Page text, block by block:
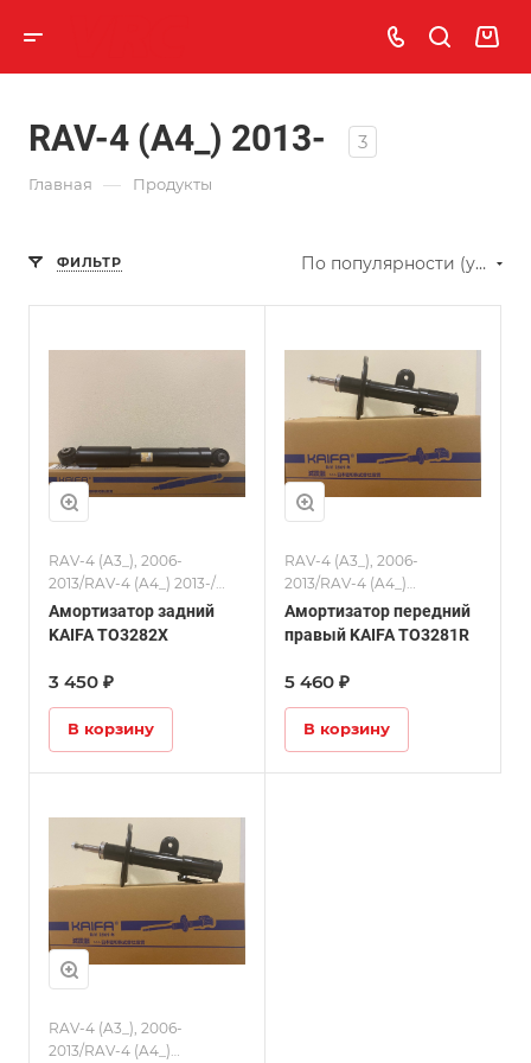
RAV-4 (A4_) 2013- 3
Главная — Продукты
ФИЛЬТР По популярности (убывание)
RAV-4 (A3_), 2006-
2013/RAV-4 (A4_) 2013-/
Амортизаторы
Амортизатор задний
KAIFA TO3282X
3 450 ₽
В корзину
RAV-4 (A3_), 2006-
2013/RAV-4 (A4_)
2013-/Alphard/Vellfire
(AH20)/Амортизаторы
Амортизатор передний
правый KAIFA TO3281R
5 460 ₽
В корзину
RAV-4 (A3_), 2006-
2013/RAV-4 (A4_)